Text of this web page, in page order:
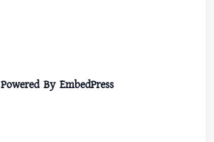
Powered By EmbedPress